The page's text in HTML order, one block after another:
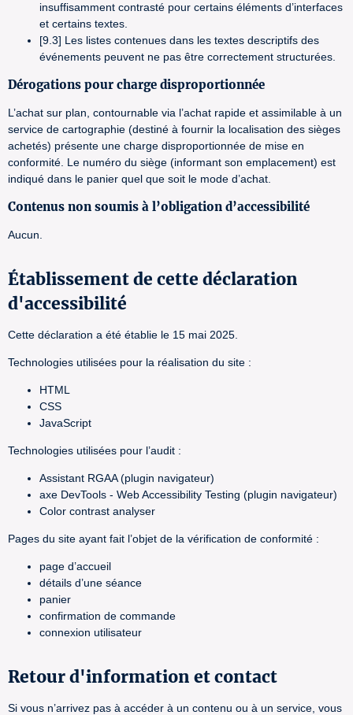
insuffisamment contrasté pour certains éléments d’interfaces
et certains textes.
[9.3] Les listes contenues dans les textes descriptifs des
événements peuvent ne pas être correctement structurées.
Dérogations pour charge disproportionnée
L’achat sur plan, contournable via l’achat rapide et assimilable à un
service de cartographie (destiné à fournir la localisation des sièges
achetés) présente une charge disproportionnée de mise en
conformité. Le numéro du siège (informant son emplacement) est
indiqué dans le panier quel que soit le mode d’achat.
Contenus non soumis à l’obligation d’accessibilité
Aucun.
Établissement de cette déclaration
d'accessibilité
Cette déclaration a été établie le 15 mai 2025.
Technologies utilisées pour la réalisation du site :
HTML
CSS
JavaScript
Technologies utilisées pour l’audit :
Assistant RGAA (plugin navigateur)
axe DevTools - Web Accessibility Testing (plugin navigateur)
Color contrast analyser
Pages du site ayant fait l’objet de la vérification de conformité :
page d’accueil
détails d’une séance
panier
confirmation de commande
connexion utilisateur
Retour d'information et contact
Si vous n’arrivez pas à accéder à un contenu ou à un service, vous